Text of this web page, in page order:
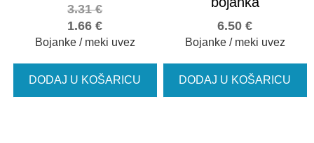
1.66€
3.31€
Bojanke / meki uvez
DODAJ U KOŠARICU
6.50€
Bojanke / meki uvez
DODAJ U KOŠARICU